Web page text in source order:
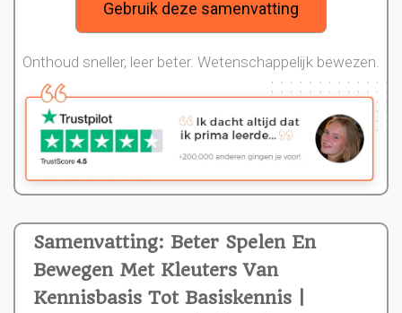
Samenvatting: Beter Spelen En
Bewegen Met Kleuters Van
Kennisbasis Tot Basiskennis |
Gebruik deze samenvatting
Onthoud sneller, leer beter. Wetenschappelijk bewezen.